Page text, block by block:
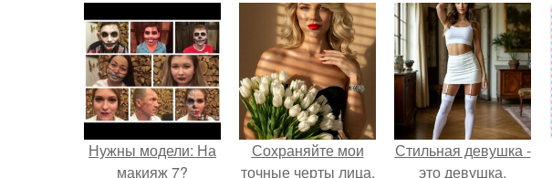
Нужны модели: На
макияж 7?
Сохраняйте мои
точные черты лица,
Стильная девушка -
это девушка,